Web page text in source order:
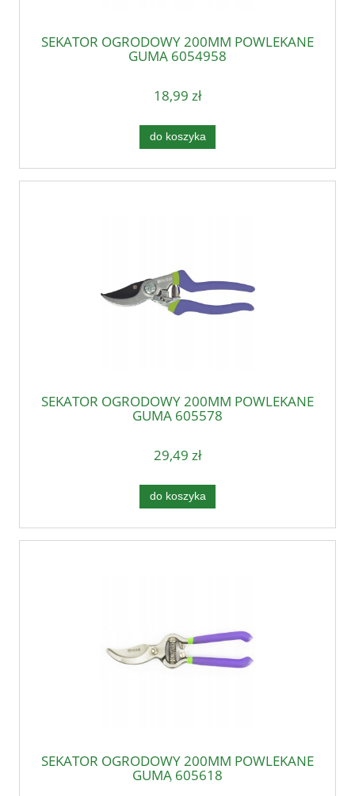
SEKATOR OGRODOWY 200MM POWLEKANE
GUMĄ 6054958
18,99 zł
do koszyka
SEKATOR OGRODOWY 200MM POWLEKANE
GUMĄ 605578
29,49 zł
do koszyka
SEKATOR OGRODOWY 200MM POWLEKANE
GUMĄ 605618